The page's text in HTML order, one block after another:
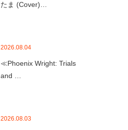
たま (Cover)…
2026.08.04
≪Phoenix Wright: Trials
and …
2026.08.03